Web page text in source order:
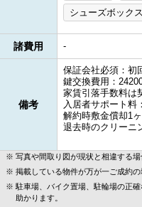
シューズボックス
諸費用 -
備考
保証会社必須：初
鍵交換費用：
家賃引落手数料は
入居者サポート料
解約時敷金償却1ヶ
退去時のクリーニ
写真や間取り図が現状と相違する
掲載している物件が万が一ご成約の
駐車場、バイク置場、駐輪場の正
助かります。